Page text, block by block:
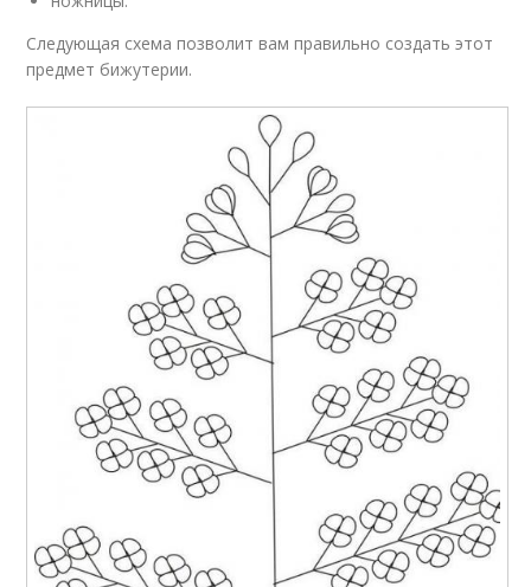
Следующая схема позволит вам правильно создать этот
предмет бижутерии.